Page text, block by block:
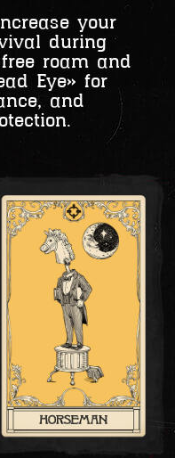
your
during
roam and
Eye» for
and